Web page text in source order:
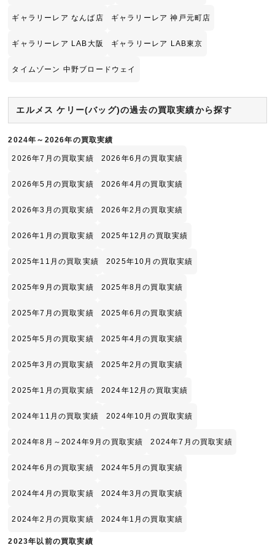
ギャラリーレア なんば店 ギャラリーレア 神戸元町店
ギャラリーレア LAB大阪 ギャラリーレア LAB東京
タイムゾーン 中野ブロードウェイ
エルメス ケリー(バッグ)の過去の買取実績から探す
2024年～2026年の買取実績
2026年7月の買取実績 2026年6月の買取実績
2026年5月の買取実績 2026年4月の買取実績
2026年3月の買取実績 2026年2月の買取実績
2026年1月の買取実績 2025年12月の買取実績
2025年11月の買取実績 2025年10月の買取実績
2025年9月の買取実績 2025年8月の買取実績
2025年7月の買取実績 2025年6月の買取実績
2025年5月の買取実績 2025年4月の買取実績
2025年3月の買取実績 2025年2月の買取実績
2025年1月の買取実績 2024年12月の買取実績
2024年11月の買取実績 2024年10月の買取実績
2024年8月～2024年9月の買取実績 2024年7月の買取実績
2024年6月の買取実績 2024年5月の買取実績
2024年4月の買取実績 2024年3月の買取実績
2024年2月の買取実績 2024年1月の買取実績
2023年以前の買取実績